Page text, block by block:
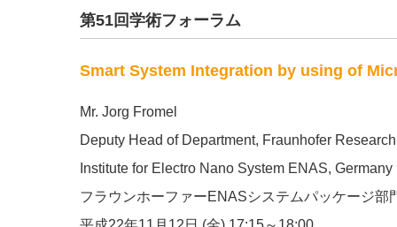
第51回学術フォーラム
Smart System Integration by using of
Mr. Jorg Fromel
Deputy Head of Department, Fraunhofer Research
Institute for Electro Nano System ENAS, Germany
フラウンホーファーENASシステムパッケージ部